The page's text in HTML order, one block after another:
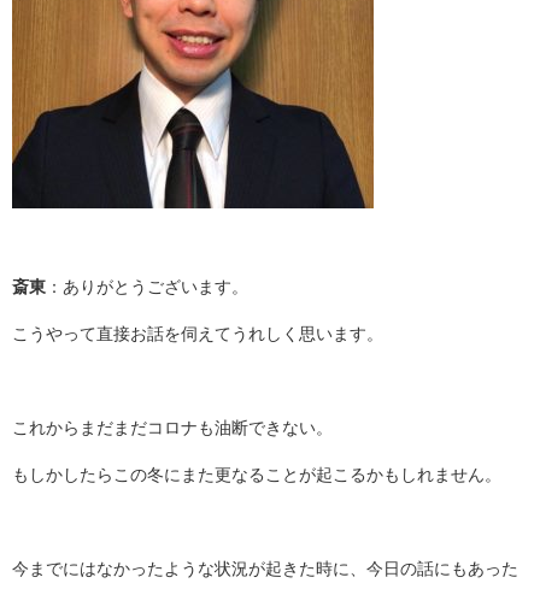
斎東 ：ありがとうございます。
こうやって直接お話を伺えてうれしく思います。
これからまだまだコロナも油断できない。
もしかしたらこの冬にまた更なることが起こるかもしれません。
今までにはなかったような状況が起きた時に、今日の話にもあった